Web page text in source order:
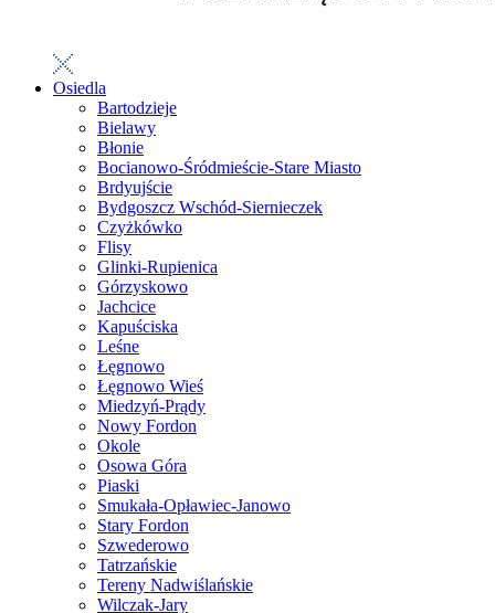
Osiedla
Bartodzieje
Bielawy
Błonie
Bocianowo-Śródmieście-Stare Miasto
Brdyujście
Bydgoszcz Wschód-Siernieczek
Czyżkówko
Flisy
Glinki-Rupienica
Górzyskowo
Jachcice
Kapuściska
Leśne
Łęgnowo
Łęgnowo Wieś
Miedzyń-Prądy
Nowy Fordon
Okole
Osowa Góra
Piaski
Smukała-Opławiec-Janowo
Stary Fordon
Szwederowo
Tatrzańskie
Tereny Nadwiślańskie
Wilczak-Jary